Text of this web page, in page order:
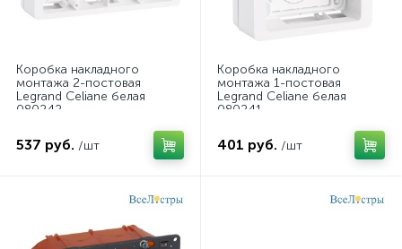
Коробка накладного
монтажа 2-постовая
Legrand Celiane белая
080242
537 руб. /шт
Коробка накладного
монтажа 1-постовая
Legrand Celiane белая
080241
401 руб. /шт